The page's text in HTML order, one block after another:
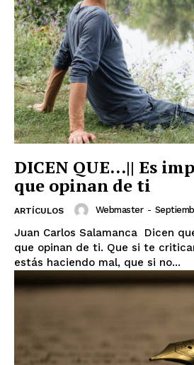
DICEN QUE…|| Es
que opinan de ti
ARTÍCULOS Webmaster -
Juan Carlos Salamanca Dicen que es importante lo
que opinan de ti. Que si te
estás haciendo mal, que si no...